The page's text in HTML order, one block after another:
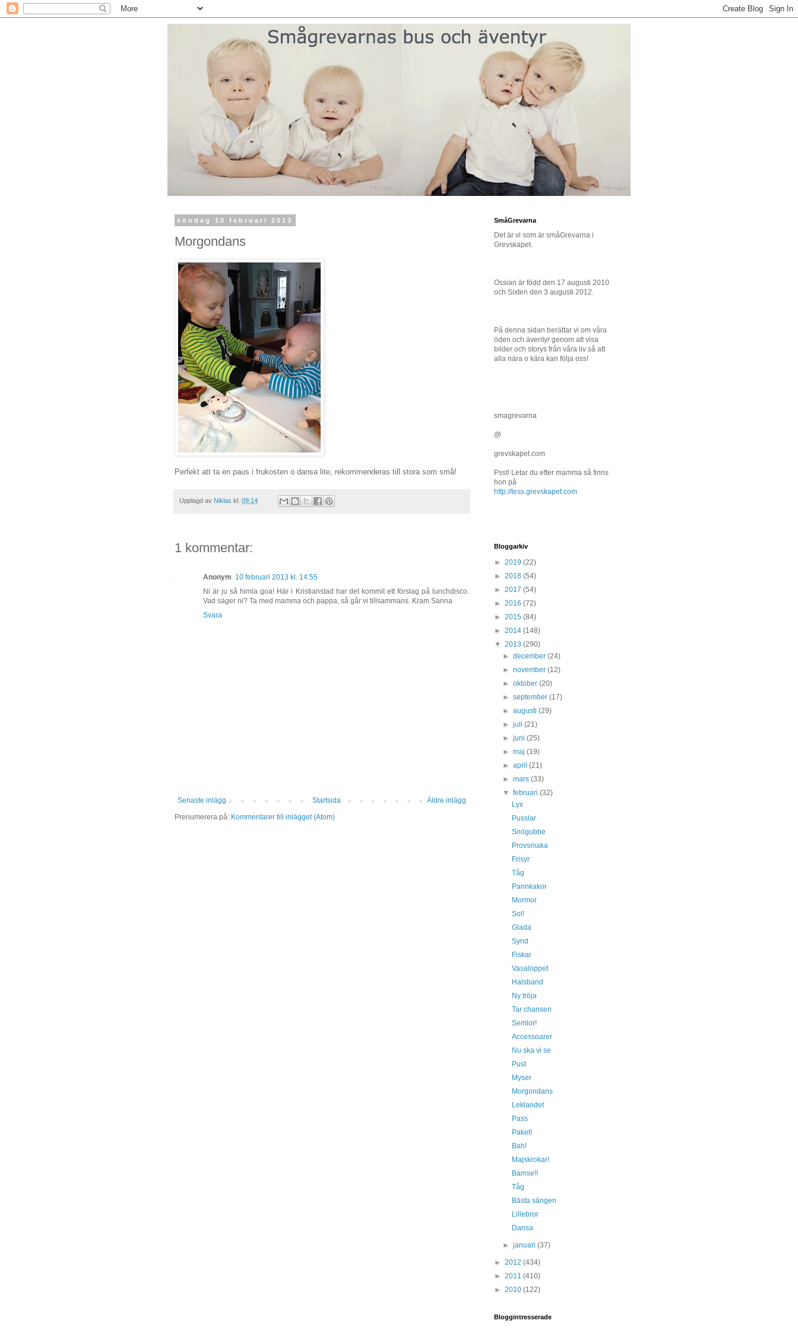
söndag 10 februari 2013
Morgondans
Perfekt att ta en paus i frukosten o dansa lite, rekommenderas till stora som små!
Upplagd av Niklas kl. 09:14
1 kommentar:
Anonym 10 februari 2013 kl. 14:55
Ni är ju så himla goa! Här i Kristianstad har det kommit ett förslag på lunchdisco.
Vad säger ni? Ta med mamma och pappa, så går vi tillsammans. Kram Sanna
Svara
Senaste inlägg Äldre inlägg
Startsida
Prenumerera på: Kommentarer till inlägget (Atom)
SmåGrevarna
Det är vi som är småGrevarna i
Grevskapet.
Ossian är född den 17 augusti 2010
och Sixten den 3 augusti 2012.
På denna sidan berättar vi om våra
öden och äventyr genom att visa
bilder och storys från våra liv så att
alla nära o kära kan följa oss!
smagrevarna
@
grevskapet.com
Psst! Letar du efter mamma så finns
hon på
http://tess.grevskapet.com
Bloggarkiv
► 2019 (22)
► 2018 (54)
► 2017 (54)
► 2016 (72)
► 2015 (84)
► 2014 (148)
▼ 2013 (290)
►december(24)
►november(12)
►oktober(20)
►september(17)
►augusti(29)
►juli(21)
►juni(25)
►maj(19)
►april(21)
►mars(33)
▼februari(32)
Lyx
Pusslar
Snögubbe
Provsmaka
Frisyr
Tåg
Pannkakor
Mormor
Sol!
Glada
Synd
Fiskar
Vasaloppet
Halsband
Ny tröja
Tar chansen
Semlor!
Accessoarer
Nu ska vi se
Pust
Myser
Morgondans
Leklandet
Pass
Paket!
Bah!
Majskrokar!
Bamse!!
Tåg
Bästa sängen
Lillebror
Dansa
►januari(37)
► 2012 (434)
► 2011 (410)
► 2010 (122)
Bloggintresserade